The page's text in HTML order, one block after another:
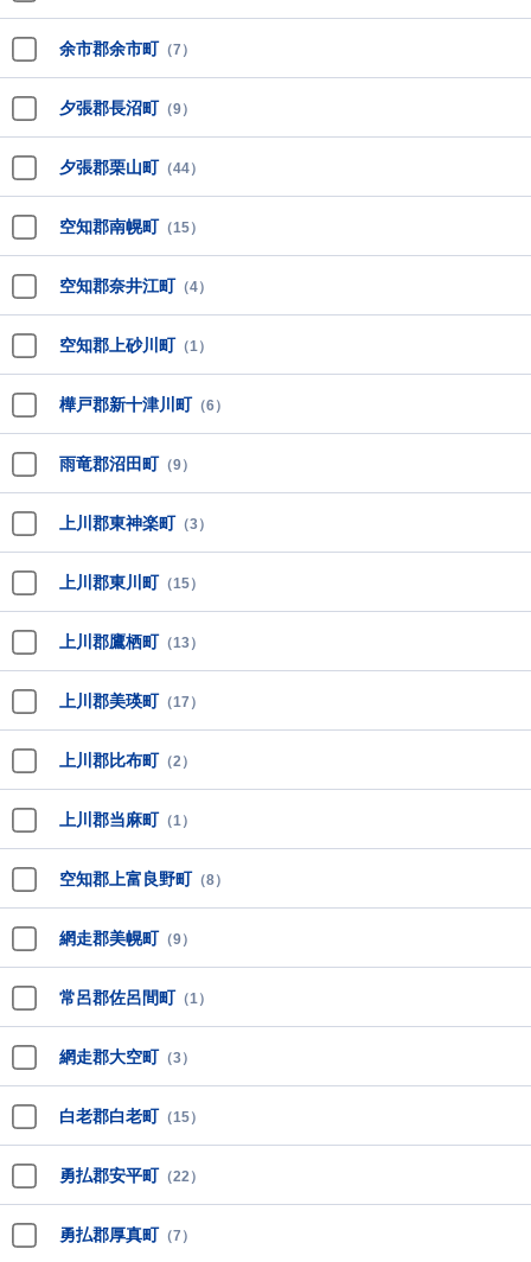
余市郡余市町 （7）
夕張郡長沼町 （9）
夕張郡栗山町 （44）
空知郡南幌町 （15）
空知郡奈井江町 （4）
空知郡上砂川町 （1）
樺戸郡新十津川町 （6）
雨竜郡沼田町 （9）
上川郡東神楽町 （3）
上川郡東川町 （15）
上川郡鷹栖町 （13）
上川郡美瑛町 （17）
上川郡比布町 （2）
上川郡当麻町 （1）
空知郡上富良野町 （8）
網走郡美幌町 （9）
常呂郡佐呂間町 （1）
網走郡大空町 （3）
白老郡白老町 （15）
勇払郡安平町 （22）
勇払郡厚真町 （7）